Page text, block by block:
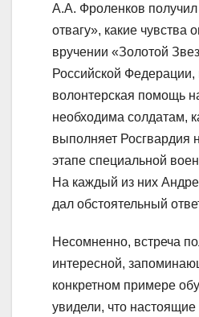
А.А. Фроленков
отвагу», какие чувства
вручении «Золотой
Российской Федерации,
волонтерская помощь
необходима солдатам,
выполняет Росгвардия
этапе специальной
На каждый из них
дал обстоятельный
Несомненно, встреча
интересной,
конкретном примере
увидели, что настоящие